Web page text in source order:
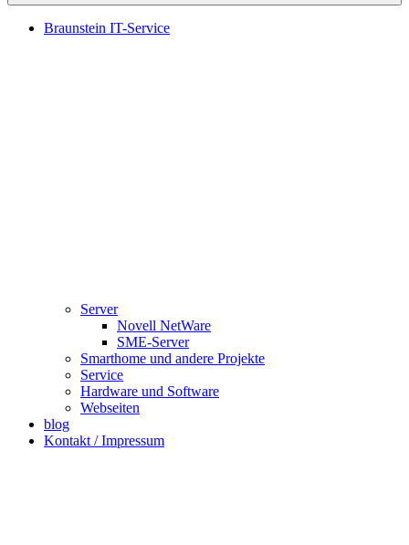
Braunstein IT-Service
Server
Novell NetWare
SME-Server
Smarthome und andere Projekte
Service
Hardware und Software
Webseiten
blog
Kontakt / Impressum